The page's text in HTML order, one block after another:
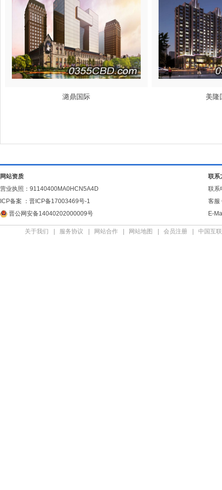
潞鼎国际 美隆
网站资质
营业执照：91140400MA0HCN5A4D
ICP备案 ： 晋ICP备17003469号-1
晋公网安备14040202000009号
联系
联系
客服
E-
关于我们 服务协议 网站合作 网站地图 会员注册 中国互